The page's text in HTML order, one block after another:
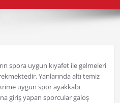
spora uygun kıyafet ile gelmeleri
Yanlarında altı temiz
uygun spor ayakkabı
giriş yapan sporcular galoş